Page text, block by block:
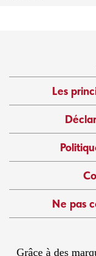
Les
Ne pas
Grâce à des